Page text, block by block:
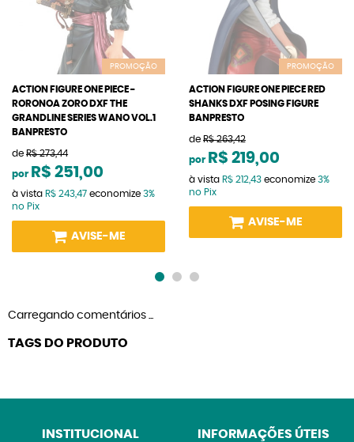
PROMOÇÃO
ACTION FIGURE ONE PIECE -
RORONOA ZORO DXF THE
GRANDLINE SERIES WANO VOL.1
BANPRESTO
de R$ 273,44
por R$ 251,00
à vista R$ 243,47 economize 3%
no Pix
AVISE-ME
PROMOÇÃO
ACTION FIGURE ONE PIECE RED
SHANKS DXF POSING FIGURE
BANPRESTO
de R$ 263,42
por R$ 219,00
à vista R$ 212,43 economize 3%
no Pix
AVISE-ME
Carregando comentários ...
TAGS DO PRODUTO
INSTITUCIONAL INFORMAÇÕES ÚTEIS